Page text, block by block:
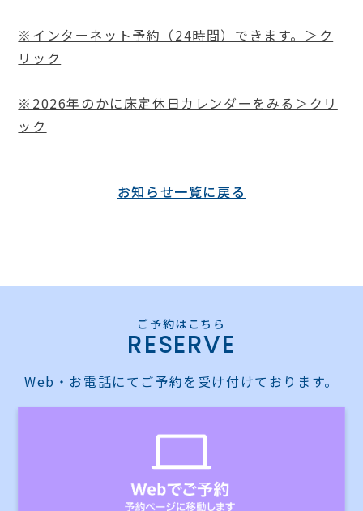
※インターネット予約（24時間）できます。＞ク
リック
※2026年のかに床定休日カレンダーをみる＞クリ
ック
お知らせ一覧に戻る
RESERVE
Web・お電話にてご予約を受け付けております。